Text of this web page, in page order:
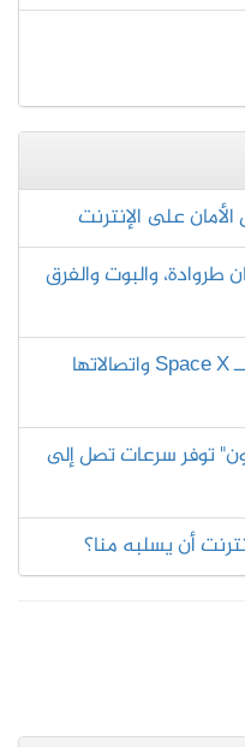
على الإنترنت
طروادة، والبوت والفرق
أقمار الإنترنت ستارلينك الخاصة بــ Space X واتصالاتها
توفر سرعات تصل إلى
أن يسلبه منا؟